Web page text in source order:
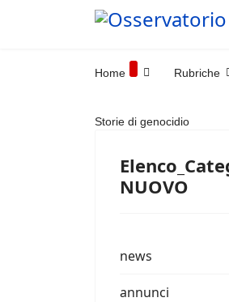
Home Rubriche
Storie di genocidio
NUOVO
news
annunci